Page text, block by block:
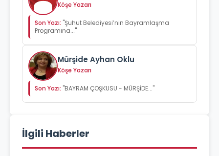
Köşe Yazarı
Son Yazı: "Şuhut Belediyesi’nin Bayramlaşma
Programına..."
Mürşide Ayhan Oklu
Köşe Yazarı
Son Yazı: "BAYRAM ÇOŞKUSU - MÜRŞİDE..."
İlgili Haberler